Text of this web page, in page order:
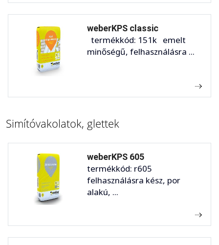
weberKPS classic
termékkód: 151k emelt
minőségű, felhasználásra ...
Simítóvakolatok, glettek
weberKPS 605
termékkód: r605
felhasználásra kész, por
alakú, ...